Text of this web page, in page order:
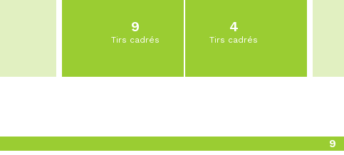
9
Tirs cadrés
4
Tirs cadrés
9